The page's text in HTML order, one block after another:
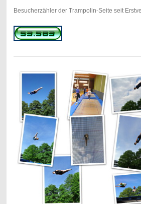
Besucherzähler der Trampolin-Seite seit